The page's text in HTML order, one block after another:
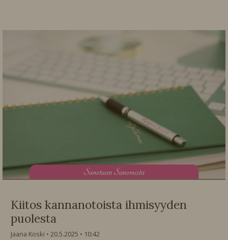
Sanotaan Sanomista
Kiitos kannanotoista ihmisyyden
puolesta
Jaana Koski 20.5.2025
10:42